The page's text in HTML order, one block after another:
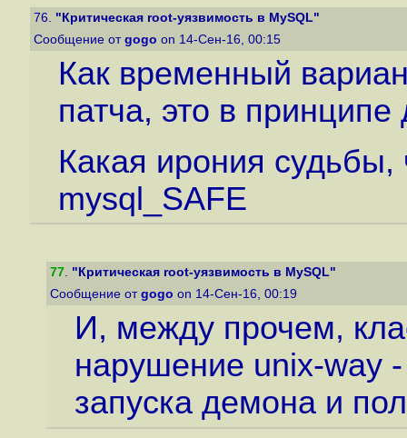
76. "Критическая root-уязвимость в MySQL"
Сообщение от gogo on 14-Сен-16, 00:15
Как временный
патча, это в
Какая ирония
mysql_SAFE
77. "Критическая root-уязвимость в MySQL"
Сообщение от gogo on 14-Сен-16, 00:19
И, между прочем,
нарушение unix-way
запуска демона и